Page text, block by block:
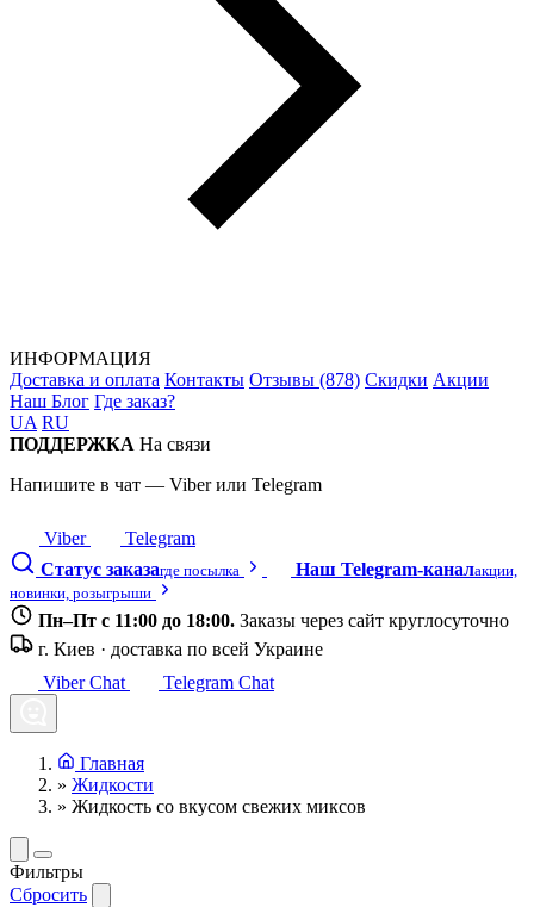
ИНФОРМАЦИЯ
Доставка и оплата Контакты Отзывы (878) Скидки Акции
Наш Блог Где заказ?
UA RU
ПОДДЕРЖКА На связи
Напишите в чат — Viber или Telegram
Viber
Telegram
Статус заказагде посылка Наш Telegram-каналакции,
новинки, розыгрыши
Пн–Пт с 11:00 до 18:00. Заказы через сайт круглосуточно
г. Киев · доставка по всей Украине
Viber Chat
Telegram Chat
Главная
» Жидкости
» Жидкость со вкусом свежих миксов
Фильтры
Сбросить